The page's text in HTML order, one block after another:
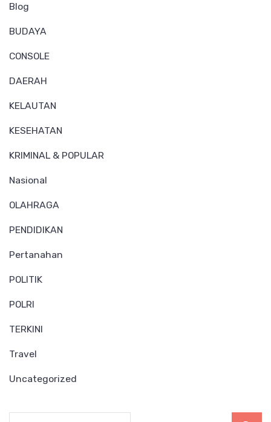
Blog
BUDAYA
CONSOLE
DAERAH
KELAUTAN
KESEHATAN
KRIMINAL & POPULAR
Nasional
OLAHRAGA
PENDIDIKAN
Pertanahan
POLITIK
POLRI
TERKINI
Travel
Uncategorized